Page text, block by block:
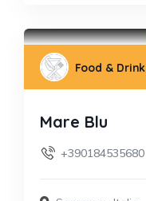
Food & Drink
Mare Blu
+390184535680